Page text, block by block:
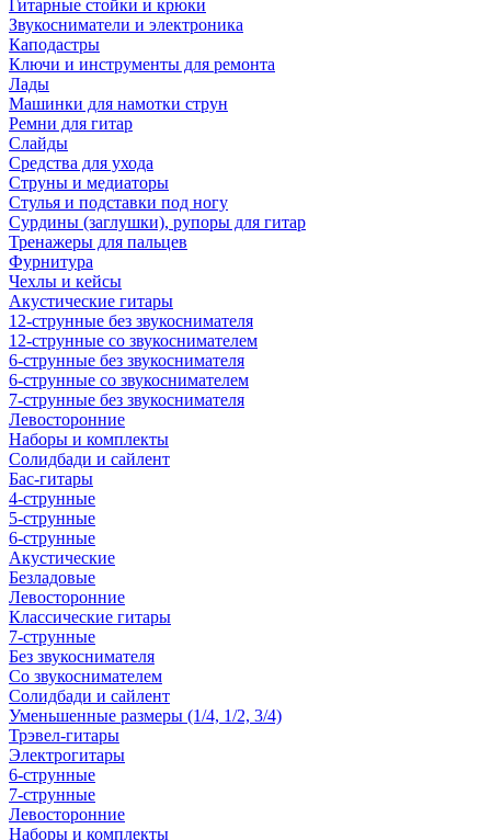
Гитарные стойки и крюки
Звукосниматели и электроника
Каподастры
Ключи и инструменты для ремонта
Лады
Машинки для намотки струн
Ремни для гитар
Слайды
Средства для ухода
Струны и медиаторы
Стулья и подставки под ногу
Сурдины (заглушки), рупоры для гитар
Тренажеры для пальцев
Фурнитура
Чехлы и кейсы
Акустические гитары
12-струнные без звукоснимателя
12-струнные со звукоснимателем
6-струнные без звукоснимателя
6-струнные со звукоснимателем
7-струнные без звукоснимателя
Левосторонние
Наборы и комплекты
Солидбади и сайлент
Бас-гитары
4-струнные
5-струнные
6-струнные
Акустические
Безладовые
Левосторонние
Классические гитары
7-струнные
Без звукоснимателя
Со звукоснимателем
Солидбади и сайлент
Уменьшенные размеры (1/4, 1/2, 3/4)
Трэвел-гитары
Электрогитары
6-струнные
7-струнные
Левосторонние
Наборы и комплекты